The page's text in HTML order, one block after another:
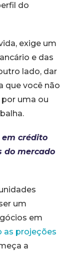
do
exige um
e das
lado, dar
que você não
uma ou
crédito
do mercado
um
em
as projeções
a